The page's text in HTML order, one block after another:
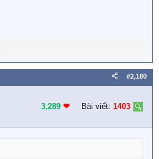
#2,180
3,289 ❤︎ Bài viết: 1403